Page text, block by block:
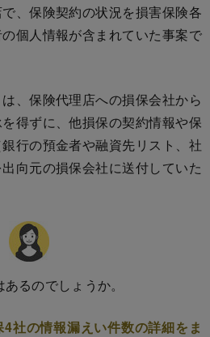
、保険契約の状況を損害保険各
個人情報が含まれていた事案で
、保険代理店への損保会社から
得ずに、他損保の契約情報や保
行の預金者や融資先リスト、社
向元の損保会社に送付していた
るのでしょうか。
社の情報漏えい件数の詳細をま